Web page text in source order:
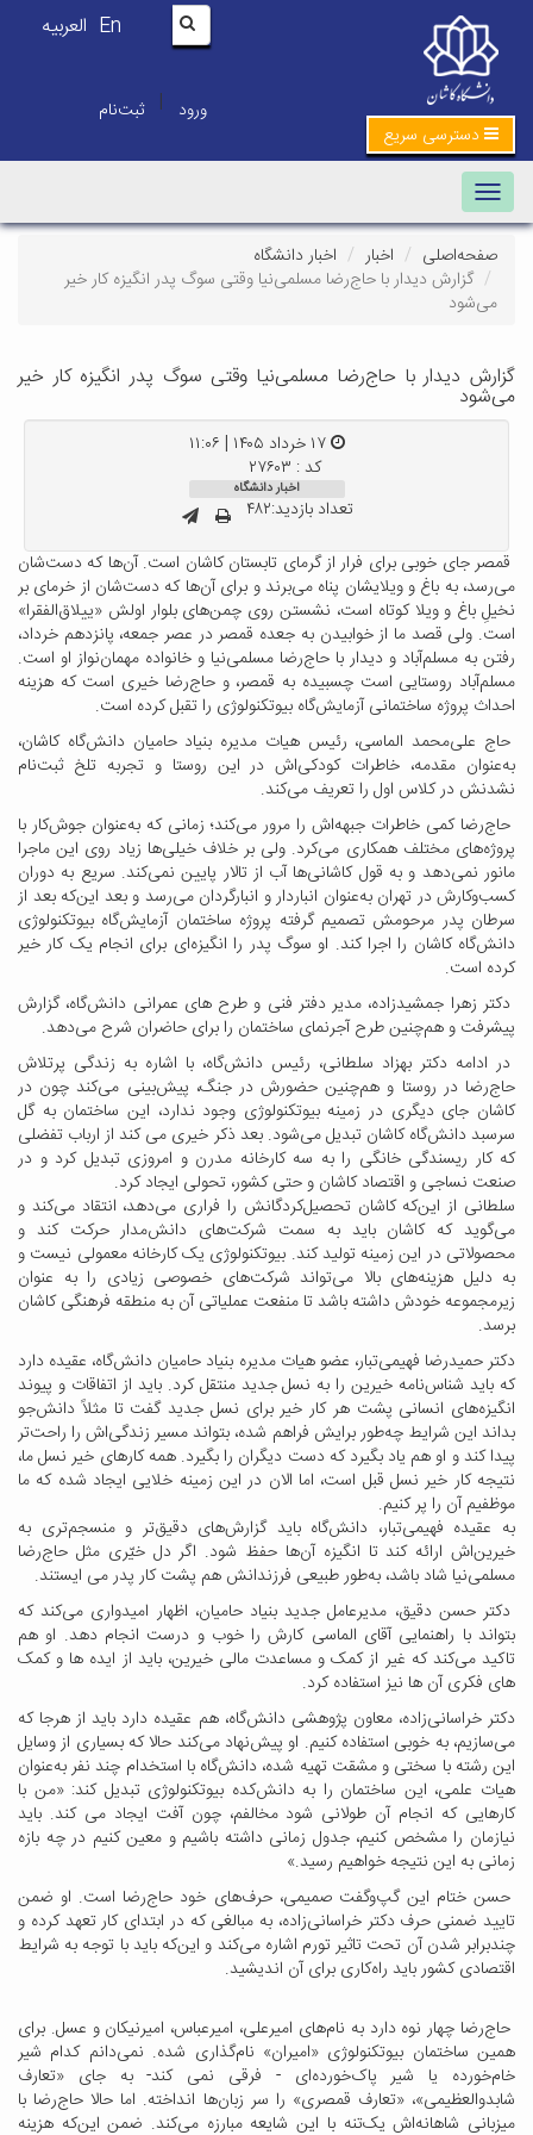
En العربیه
ورود | ثبت‌نام
دسترسی سریع
Toggle navigation
صفحه‌اصلی اخبار
اخبار دانشگاه
گزارش دیدار با حاج‌رضا مسلمی‌نیا وقتی سوگ پدر انگیزه کار خیر
می‌شود
گزارش دیدار با حاج‌رضا مسلمی‌نیا وقتی سوگ پدر انگیزه کار خیر
می‌شود
۱۷ خرداد ۱۴۰۵ | ۱۱:۰۶
کد : ۲۷۶۰۳
اخبار دانشگاه
تعداد بازدید:۴۸۲
قمصر جای خوبی برای فرار از گرمای تابستان کاشان است. آن‌ها که دست‌شان
می‌رسد، به باغ‌ و ویلایشان پناه می‌برند و برای آن‌ها که دست‌شان از خرمای بر
نخیلِ باغ و ویلا کوتاه است، نشستن روی چمن‌های بلوار اولش «ییلاق‌الفقرا»
است. ولی قصد ما از خوابیدن به جعده قمصر در عصر جمعه، پانزدهم خرداد،
رفتن به مسلم‌آباد و دیدار با حاج‌رضا مسلمی‌نیا و خانواده‌ مهمان‌نواز او است.
مسلم‌آباد روستایی است چسبیده به قمصر، و حاج‌رضا خیری است که هزینه
احداث پروژه ساختمانی آزمایش‌گاه بیوتکنولوژی را تقبل کرده است.
حاج علی‌محمد الماسی، رئیس هیات مدیره بنیاد حامیان دانش‌گاه کاشان،
به‌عنوان مقدمه، خاطرات کودکی‌اش در این روستا و تجربه تلخ ثبت‌نام‌
نشدنش در کلاس اول را تعریف می‌کند.
حاج‌رضا کمی خاطرات جبهه‌اش را مرور می‌کند؛ زمانی که به‌عنوان جوش‌کار با
پروژه‌های مختلف همکاری می‌کرد. ولی بر خلاف خیلی‌ها زیاد روی این ماجرا
مانور نمی‌دهد و به قول کاشانی‌ها آب از تالار پایین نمی‌کند. سریع به دوران
کسب‌وکارش در تهران به‌عنوان انباردار و انبارگردان می‌رسد و بعد این‌که بعد از
سرطان پدر مرحومش تصمیم گرفته پروژه ساختمان آزمایش‌گاه بیوتکنولوژی
دانش‌گاه کاشان را اجرا کند. او سوگ پدر را انگیزه‌ای برای انجام یک کار خیر
کرده است.
دکتر زهرا جمشیدزاده، مدیر دفتر فنی و طرح های عمرانی دانش‌گاه، گزارش
پیشرفت و هم‌چنین طرح آجرنمای ساختمان را برای حاضران شرح می‌دهد.
در ادامه دکتر بهزاد سلطانی، رئیس دانش‌گاه، با اشاره به زندگی پرتلاش
حاج‌رضا در روستا و هم‌چنین حضورش در جنگ، پیش‌بینی می‌کند چون در
کاشان جای دیگری در زمینه بیوتکنولوژی وجود ندارد، این ساختمان به گل
سرسبد دانش‌گاه کاشان تبدیل می‌شود. بعد ذکر خیری می کند از ارباب تفضلی
که کار ریسندگی خانگی را به سه کارخانه مدرن و امروزی تبدیل کرد و در
صنعت نساجی و اقتصاد کاشان و حتی کشور، تحولی ایجاد کرد.
سلطانی از این‌که کاشان تحصیل‌کردگانش را فراری می‌دهد، انتقاد می‌کند و
می‌گوید که کاشان باید به سمت شرکت‌های دانش‌مدار حرکت کند و
محصولاتی در این زمینه تولید کند. بیوتکنولوژی یک کارخانه معمولی نیست و
به دلیل هزینه‌های بالا می‌تواند شرکت‌های خصوصی زیادی را به عنوان
زیرمجموعه خودش داشته باشد تا منفعت عملیاتی آن به منطقه فرهنگی کاشان
برسد.
دکتر حمیدرضا فهیمی‌تبار، عضو هیات مدیره بنیاد حامیان دانش‌گاه، عقیده دارد
که باید شناس‌نامه خیرین را به نسل جدید منتقل کرد. باید از اتفاقات و پیوند
انگیزه‌های انسانی پشت هر کار خیر برای نسل جدید گفت تا مثلاً دانش‌جو
بداند این شرایط چه‌طور برایش فراهم شده، بتواند مسیر زندگی‌اش را راحت‌تر
پیدا کند و او هم یاد بگیرد که دست دیگران را بگیرد. همه کارهای خیر نسل ما،
نتیجه کار خیر نسل قبل است، اما الان در این زمینه خلایی ایجاد شده که ما
موظفیم آن را پر کنیم.
به عقیده فهیمی‌تبار، دانش‌گاه باید گزارش‌های دقیق‌تر و منسجم‌تری به
خیرین‌اش ارائه کند تا انگیزه آن‌ها حفظ شود. اگر دل خیّری مثل حاج‌رضا
مسلمی‌نیا شاد باشد، به‌طور طبیعی فرزندانش هم پشت کار پدر می ایستند.
دکتر حسن دقیق، مدیرعامل جدید بنیاد حامیان، اظهار امیدواری می‌کند که
بتواند با راهنمایی آقای الماسی کارش را خوب و درست انجام دهد. او هم
تاکید می‌کند که غیر از کمک و مساعدت مالی خیرین، باید از ایده ها و کمک
های فکری آن ها نیز استفاده کرد.
دکتر خراسانی‌زاده، معاون پژوهشی دانش‌گاه، هم عقیده دارد باید از هرجا که
می‌سازیم، به خوبی استفاده کنیم. او پیش‌نهاد می‌کند حالا که بسیاری از وسایل
این رشته با سختی و مشقت تهیه شده، دانش‌گاه با استخدام چند نفر به‌عنوان
هیات علمی، این ساختمان را به دانش‌کده بیوتکنولوژی تبدیل کند: «من با
کارهایی که انجام آن طولانی شود مخالفم، چون آفت ایجاد می کند. باید
نیازمان را مشخص کنیم، جدول زمانی داشته باشیم و معین کنیم در چه بازه
زمانی به این نتیجه خواهیم رسید.»
حسن ختام این گپ‌وگفت صمیمی، حرف‌های خود حاج‌رضا است. او ضمن
تایید ضمنی حرف دکتر خراسانی‌زاده، به مبالغی که در ابتدای کار تعهد کرده و
چندبرابر شدن آن تحت تاثیر تورم اشاره می‌کند و این‌که باید با توجه به شرایط
اقتصادی کشور باید راه‌کاری برای آن اندیشید.
حاج‌رضا چهار نوه دارد به نام‌های امیرعلی، امیرعباس، امیرنیکان و عسل. برای
همین ساختمان بیوتکنولوژی «امیران» نام‌گذاری شده. نمی‌دانم کدام شیر
خام‌خورده یا شیر پاک‌خورده‌ای - فرقی نمی کند- به جای «تعارف
شابدوالعظیمی»، «تعارف قمصری» را سر زبان‌ها انداخته. اما حالا حاج‌رضا با
میزبانی شاهانه‌اش یک‌تنه با این شایعه مبارزه می‌کند. ضمن این‌که هزینه